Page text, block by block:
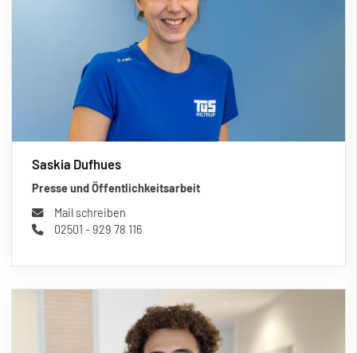
Saskia Dufhues
Presse und Öffentlichkeitsarbeit
Mail schreiben
02501 - 929 78 116